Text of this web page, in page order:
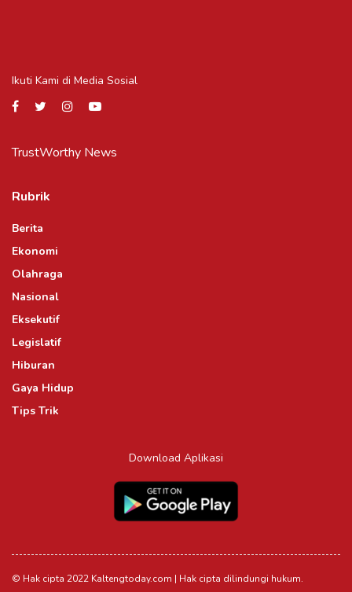
Ikuti Kami di Media Sosial
TrustWorthy News
Rubrik
Berita
Ekonomi
Olahraga
Nasional
Eksekutif
Legislatif
Hiburan
Gaya Hidup
Tips Trik
Download Aplikasi
© Hak cipta 2022 Kaltengtoday.com | Hak cipta dilindungi hukum.